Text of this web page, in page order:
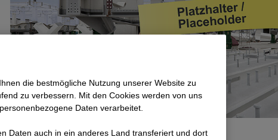
die best­mögliche Nutzung unserer Website zu
zu verbessern. Mit den Cookies werden von uns
Daten verarbeitet.
Daten auch in ein anderes Land transferiert und dort